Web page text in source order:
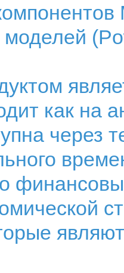
как на
через